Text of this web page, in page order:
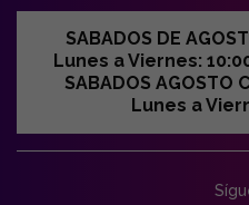
SABADOS DE
Lunes a Viernes:
SABADOS AGOSTO
Lunes a